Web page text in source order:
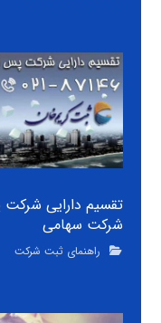
تقسیم دارایی
شرکت سهامی
راهنمای ثبت شرکت